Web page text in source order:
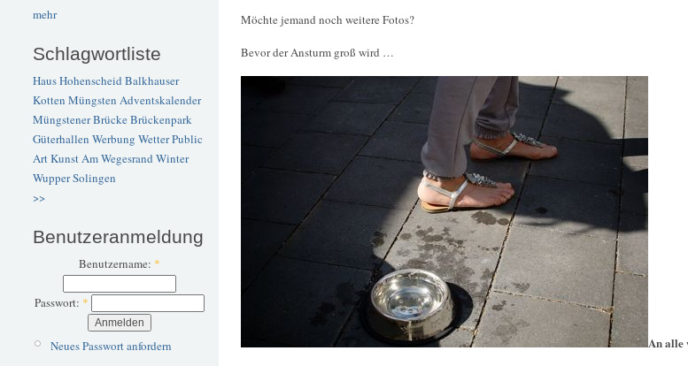
mehr
Schlagwortliste
Haus Hohenscheid Balkhauser
Kotten Müngsten Adventskalender
Müngstener BrückeBrückenpark
Güterhallen Werbung WetterPublic
ArtKunstAm Wegesrand Winter
WupperSolingen
>>
Benutzeranmeldung
Benutzername: *
Passwort: *
Neues Passwort anfordern
Möchte jemand noch weitere Fotos?
Bevor der Ansturm groß wird …
An alle